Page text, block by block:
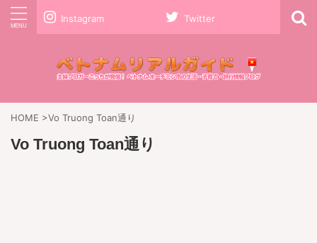
Instagram Twitter
HOME >Vo Truong Toan通り
Vo Truong Toan通り